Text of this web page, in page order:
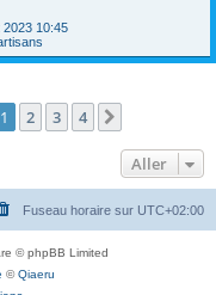
2023 10:45
1 2 3 4
Aller
Fuseau horaire sur UTC+02:00
© phpBB Limited
©Qiaeru